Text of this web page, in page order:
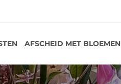
AFSCHEID MET BLOEMEN